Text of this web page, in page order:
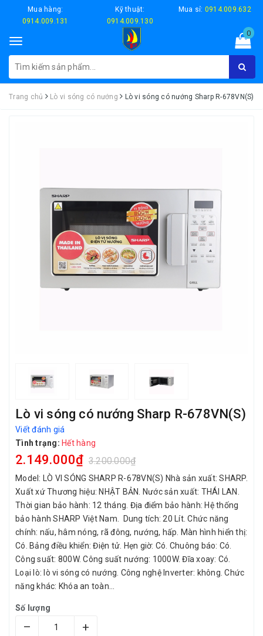
Mua hàng:
0914.009.131
Kỹ thuật:
0914.009.130
Mua sỉ: 0914.009.632
Toggle
navigation
0
Trang chủ Lò vi sóng có nướng Lò vi sóng có nướng Sharp R-678VN(S)
Lò vi sóng có nướng Sharp R-678VN(S)
Viết đánh giá
Tình trạng: Hết hàng
2.149.000₫ 3.200.000₫
Model: LÒ VI SÓNG SHARP R-678VN(S) Nhà sản xuất: SHARP.
Xuất xứ Thương hiệu: NHẬT BẢN. Nước sản xuất: THÁI LAN.
Thời gian bảo hành: 12 tháng. Địa điểm bảo hành: Hệ thống
bảo hành SHARP Việt Nam. Dung tích: 20 Lít. Chức năng
chính: nấu, hâm nóng, rã đông, nướng, hấp. Màn hình hiển thị:
Có. Bảng điều khiển: Điện tử. Hẹn giờ: Có. Chuông báo: Có.
Công suất: 800W. Công suất nướng: 1000W. Đĩa xoay: Có.
Loại lò: lò vi sóng có nướng. Công nghệ Inverter: không. Chức
năng khác: Khóa an toàn...
Số lượng
– +